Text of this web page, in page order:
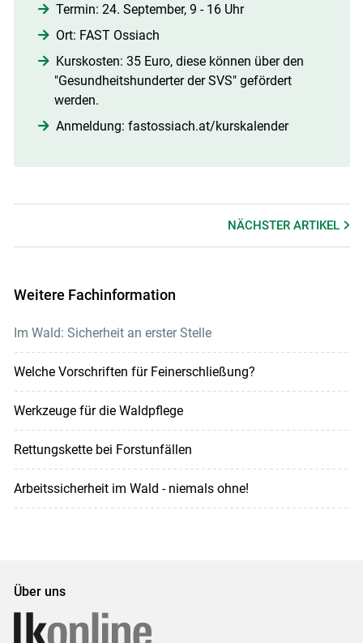
Termin: 24. September, 9 - 16 Uhr
Ort: FAST Ossiach
Kurskosten: 35 Euro, diese können über den
"Gesundheitshunderter der SVS" gefördert
werden.
Anmeldung: fastossiach.at/​kurskalender​
NÄCHSTERARTIKEL
Weitere Fachinformation
Im Wald: Sicherheit an erster Stelle
Welche Vorschriften für Feinerschließung?
Werkzeuge für die Waldpflege
Rettungskette bei Forstunfällen
Arbeitssicherheit im Wald - niemals ohne!
Über uns